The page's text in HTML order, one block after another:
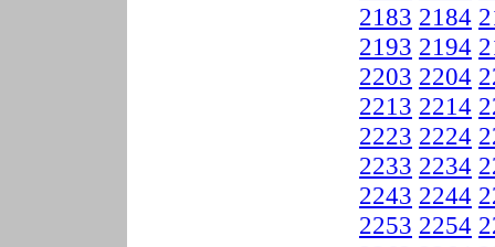
2183 2184
2193 2194
2203 2204
2213 2214
2223 2224
2233 2234
2243 2244
2253 2254